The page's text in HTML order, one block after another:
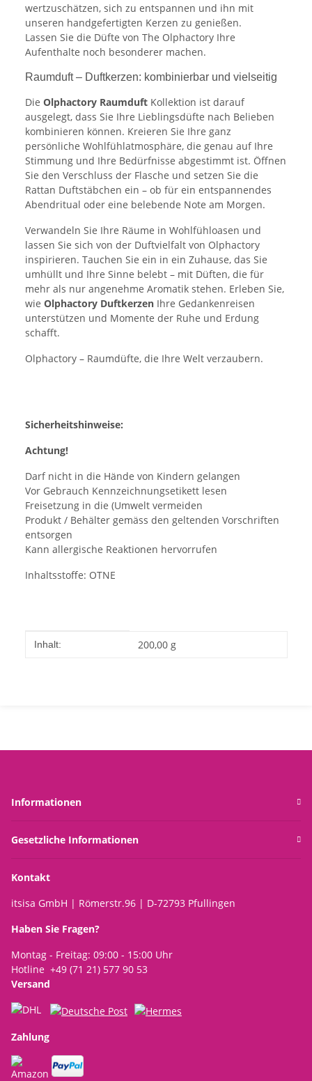
wertzuschätzen, sich zu entspannen und ihn mit
unseren handgefertigten Kerzen zu genießen.
Lassen Sie die Düfte von The Olphactory Ihre
Aufenthalte noch besonderer machen.
Raumduft – Duftkerzen: kombinierbar und vielseitig
Die Olphactory Raumduft Kollektion ist darauf
ausgelegt, dass Sie Ihre Lieblingsdüfte nach Belieben
kombinieren können. Kreieren Sie Ihre ganz
persönliche Wohlfühlatmosphäre, die genau auf Ihre
Stimmung und Ihre Bedürfnisse abgestimmt ist. Öffnen
Sie den Verschluss der Flasche und setzen Sie die
Rattan Duftstäbchen ein – ob für ein entspannendes
Abendritual oder eine belebende Note am Morgen.
Verwandeln Sie Ihre Räume in Wohlfühloasen und
lassen Sie sich von der Duftvielfalt von Olphactory
inspirieren. Tauchen Sie ein in ein Zuhause, das Sie
umhüllt und Ihre Sinne belebt – mit Düften, die für
mehr als nur angenehme Aromatik stehen. Erleben Sie,
wie Olphactory Duftkerzen Ihre Gedankenreisen
unterstützen und Momente der Ruhe und Erdung
schafft.
Olphactory – Raumdüfte, die Ihre Welt verzaubern.
Sicherheitshinweise:
Achtung!
Darf nicht in die Hände von Kindern gelangen
Vor Gebrauch Kennzeichnungsetikett lesen
Freisetzung in die (Umwelt vermeiden
Produkt / Behälter gemäss den geltenden Vorschriften
entsorgen
Kann allergische Reaktionen hervorrufen
Inhaltsstoffe: OTNE
Produkteigenschaft
Wert
Inhalt: 200,00 g
Informationen
Gesetzliche Informationen
Kontakt
itsisa GmbH | Römerstr.96 | D-72793 Pfullingen
Haben Sie Fragen?
Montag - Freitag: 09:00 - 15:00 Uhr
Hotline +49 (71 21) 577 90 53
Versand
Zahlung